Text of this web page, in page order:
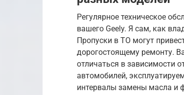
Регулярное техническое
вашего Geely. Я сам, как
Пропуски в ТО могут
дорогостоящему ремонту.
отличаться в зависимости
автомобилей,
интервалы замены масла и